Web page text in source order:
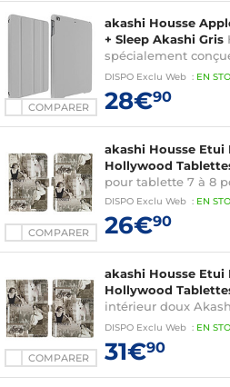
COMPARER
akashi Housse
+ Sleep Akashi Gris
spécialement
Akashi
DISPO Exclu Web : EN
28€90
COMPARER
akashi Housse Etui
Hollywood
pour tablette 7 à 8
DISPO Exclu Web : EN
26€90
COMPARER
akashi Housse Etui
Hollywood
intérieur doux
de 9'' à 10''
DISPO Exclu Web : EN
31€90